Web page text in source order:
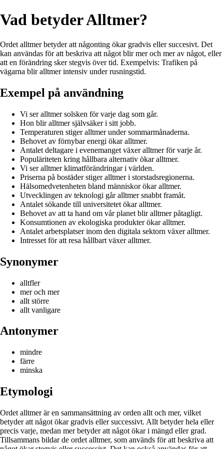
Vad betyder Alltmer?
Ordet alltmer betyder att någonting ökar gradvis eller succesivt. Det
kan användas för att beskriva att något blir mer och mer av något, eller
att en förändring sker stegvis över tid. Exempelvis: Trafiken på
vägarna blir alltmer intensiv under rusningstid.
Exempel på användning
Vi ser alltmer solsken för varje dag som går.
Hon blir alltmer självsäker i sitt jobb.
Temperaturen stiger alltmer under sommarmånaderna.
Behovet av förnybar energi ökar alltmer.
Antalet deltagare i evenemanget växer alltmer för varje år.
Populäriteten kring hållbara alternativ ökar alltmer.
Vi ser alltmer klimatförändringar i världen.
Priserna på bostäder stiger alltmer i storstadsregionerna.
Hälsomedvetenheten bland människor ökar alltmer.
Utvecklingen av teknologi går alltmer snabbt framåt.
Antalet sökande till universitetet ökar alltmer.
Behovet av att ta hand om vår planet blir alltmer påtagligt.
Konsumtionen av ekologiska produkter ökar alltmer.
Antalet arbetsplatser inom den digitala sektorn växer alltmer.
Intresset för att resa hållbart växer alltmer.
Synonymer
alltfler
mer och mer
allt större
allt vanligare
Antonymer
mindre
färre
minska
Etymologi
Ordet alltmer är en sammansättning av orden allt och mer, vilket
betyder att något ökar gradvis eller successivt. Allt betyder hela eller
precis varje, medan mer betyder att något ökar i mängd eller grad.
Tillsammans bildar de ordet alltmer, som används för att beskriva att